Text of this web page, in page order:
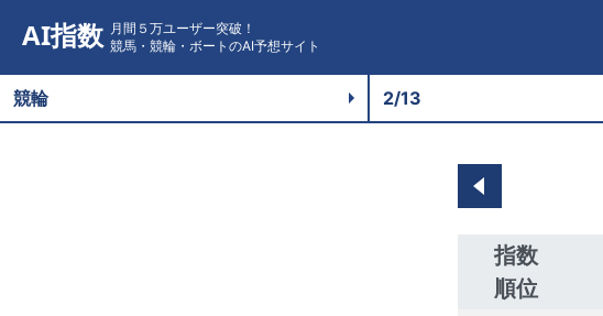
AI指数 月間５万ユーザー突破！
競馬・競輪・ボートのAI予想サイト
指数
順位